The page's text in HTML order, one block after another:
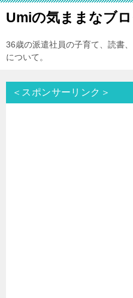
Umiの気ままなブ
36歳の派遣社員の子育て、読書
について。
＜スポンサーリンク＞